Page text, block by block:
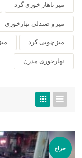
میز ناهار خوری گرد
میز و صندلی نهارخوری
میز چوبی گرد
نهارخوری مدرن
حراج